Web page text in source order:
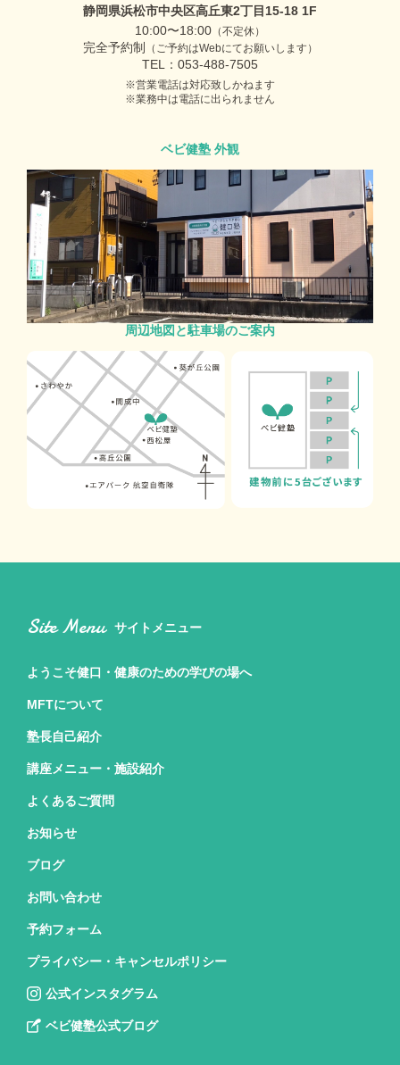
静岡県浜松市中央区高丘東2丁目15-18 1F
10:00〜18:00 （不定休）
完全予約制 （ご予約はWebにてお願いします）
TEL：053-488-7505
営業電話は対応致しかねます
業務中は電話に出られません
ベビ健塾 外観
周辺地図と駐車場のご案内
Site Menu サイトメニュー
ようこそ健口・健康のための学びの場へ
MFTについて
塾長自己紹介
講座メニュー・施設紹介
よくあるご質問
お知らせ
ブログ
お問い合わせ
予約フォーム
プライバシー・キャンセルポリシー
公式インスタグラム
ベビ健塾公式ブログ